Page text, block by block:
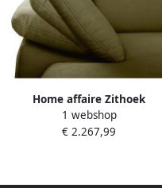
Home affaire Zithoek
Mauritius U-model met
verstelbare armleuningen en
1 webshop
€ 2.267,99